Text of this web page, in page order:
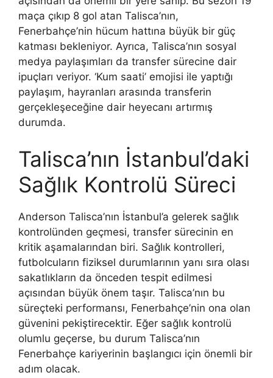
maça çıkıp 8 gol atan Talisca’nın,
Fenerbahçe’nin hücum hattına büyük bir güç
katması bekleniyor. Ayrıca, Talisca’nın sosyal
medya paylaşımları da transfer sürecine dair
ipuçları veriyor. ‘Kum saati’ emojisi ile yaptığı
paylaşım, hayranları arasında transferin
gerçekleşeceğine dair heyecanı artırmış
durumda.
Talisca’nın İstanbul’daki
Sağlık Kontrolü Süreci
Anderson Talisca’nın İstanbul’a gelerek sağlık
kontrolünden geçmesi, transfer sürecinin en
kritik aşamalarından biri. Sağlık kontrolleri,
futbolcuların fiziksel durumlarının yanı sıra olası
sakatlıkların da önceden tespit edilmesi
açısından büyük önem taşır. Talisca’nın bu
süreçteki performansı, Fenerbahçe’nin ona olan
güvenini pekiştirecektir. Eğer sağlık kontrolü
olumlu geçerse, bu durum Talisca’nın
Fenerbahçe kariyerinin başlangıcı için önemli bir
adım olacak.